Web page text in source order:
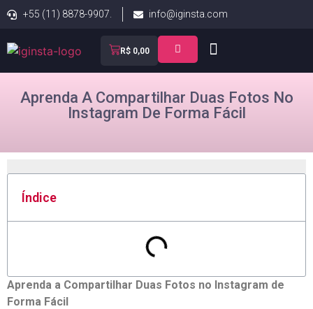
+55 (11) 8878-9907. info@iginsta.com
R$ 0,00
Aprenda A Compartilhar Duas Fotos No
Instagram De Forma Fácil
Índice
Aprenda ⁤a Compartilhar Duas Fotos no Instagram de
Forma Fácil